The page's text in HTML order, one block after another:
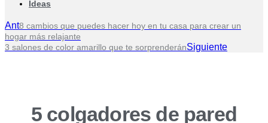
Ideas
Ant8 cambios que puedes hacer hoy en tu casa para crear un
hogar más relajante
3 salones de color amarillo que te sorprenderánSiguiente
5 colgadores de pared